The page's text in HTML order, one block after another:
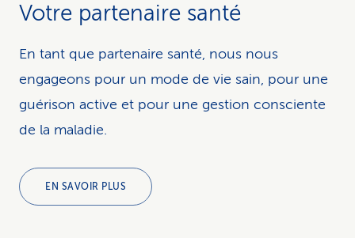
Votre partenaire santé
En tant que partenaire santé, nous nous
engageons pour un mode de vie sain, pour une
guérison active et pour une gestion consciente
de la maladie.
EN SAVOIR PLUS